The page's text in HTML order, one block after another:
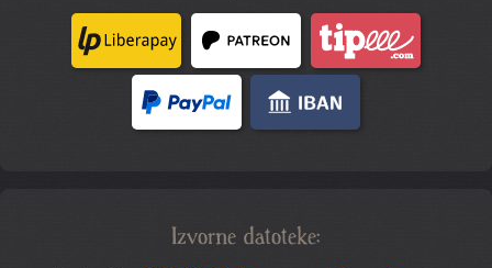
Izvorne datoteke: